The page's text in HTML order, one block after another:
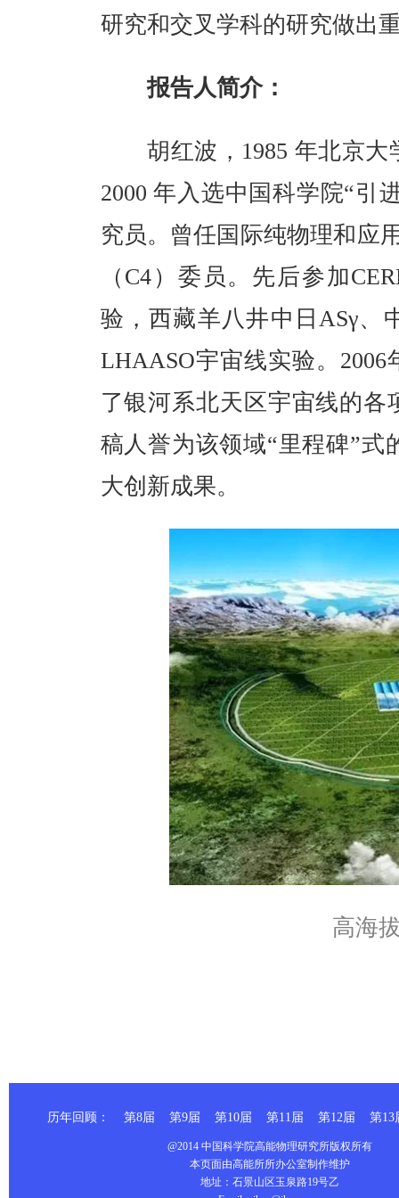
研究和交叉学科的研究做出
报告人简介：
胡红波，1985 年北京大
2000 年入选中国科学院“引
究员。曾任国际纯物理和应
（C4）委员。先后参加
验，西藏羊八井中日ASγ、
LHAASO宇宙线实验。
了银河系北天区宇宙线的各
稿人誉为该领域“里程碑”式
大创新成果。
高海
历年回顾： 第8届 第9届 第10届 第11届 第12届 第13
@2014 中国科学院高能物理研究所版权所有
本页面由高能所所办公室制作维护
地址：石景山区玉泉路19号乙